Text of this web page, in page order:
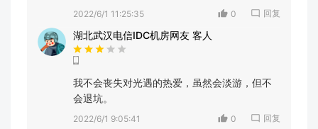
2022/6/1 11:25:35 0 回复
湖北武汉电信IDC机房网友 客人
我不会丧失对光遇的热爱，虽然会淡游，但不
会退坑。
2022/6/1 9:05:41 0 回复